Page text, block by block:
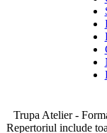
Trupa Atelier -
Repertoriul include